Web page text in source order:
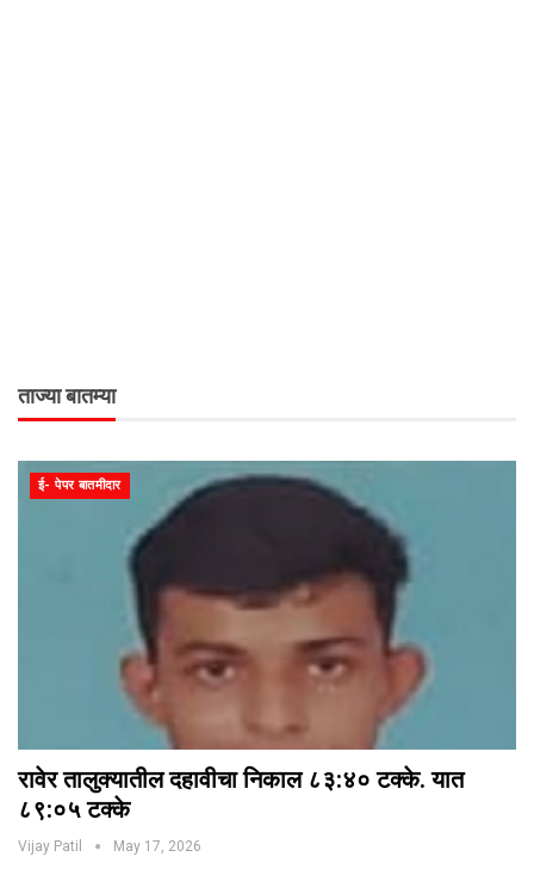
ताज्या बातम्या
ई- पेपर बातमीदार
रावेर तालुक्यातील दहावीचा निकाल ८३:४० टक्के. यात
८९:०५ टक्के
Vijay Patil May 17, 2026